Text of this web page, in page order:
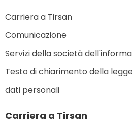
Carriera a Tirsan
Comunicazione
Servizi della società
Testo di chiarimento della
dati personali
Carriera a Tirsan